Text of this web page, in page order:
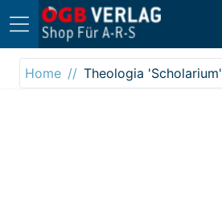
Direkt zum Inhalt
Home
Theologia 'Scholarium'